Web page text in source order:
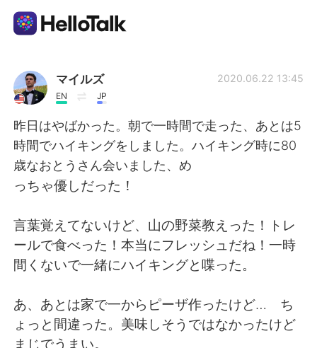
Language Exchange App
AI Grammar Checker
English
Español العربية
日本語 한국어
マイルズ
EN JP
2020.06.22 13:45
昨日はやばかった。朝で一時間で走った、あとは5
時間でハイキングをしました。ハイキング時に80
歳なおとうさん会いました、め
っちゃ優しだった！
言葉覚えてないけど、山の野菜教えった！トレ
ールで食べった！本当にフレッシュだね！一時
間くないで一緒にハイキングと喋った。
あ、あとは家で一からピーザ作ったけど… ち
ょっと間違った。美味しそうではなかったけど
まじでうまい。